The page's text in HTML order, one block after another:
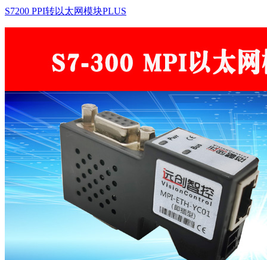
S7200 PPI转以太网模块PLUS